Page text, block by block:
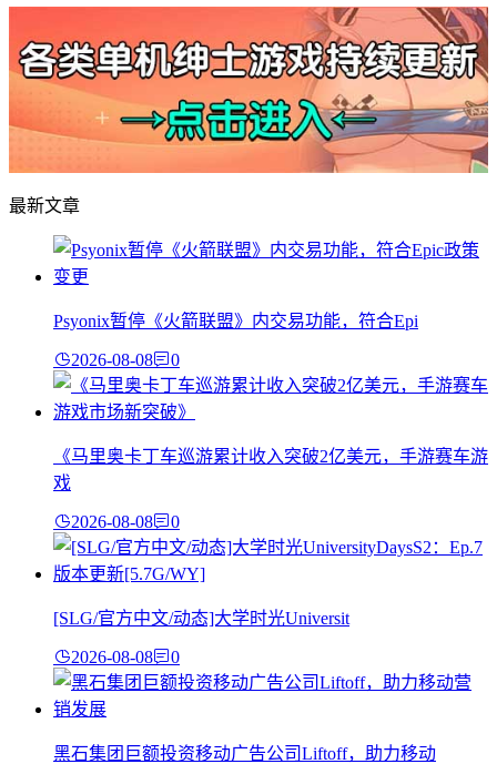
最新文章
Psyonix暂停《火箭联盟》内交易功能，符合Epi
2026-08-08 0
《马里奥卡丁车巡游累计收入突破2亿美元，手游赛车游
戏
2026-08-08 0
[SLG/官方中文/动态]大学时光Universit
2026-08-08 0
黑石集团巨额投资移动广告公司Liftoff，助力移动